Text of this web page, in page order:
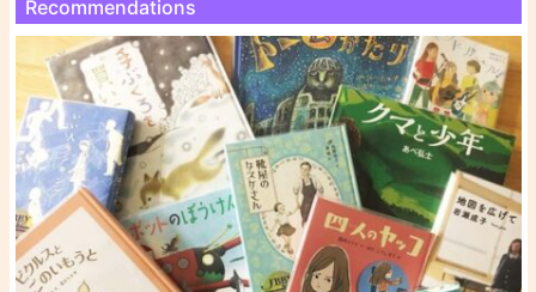
Recommendations